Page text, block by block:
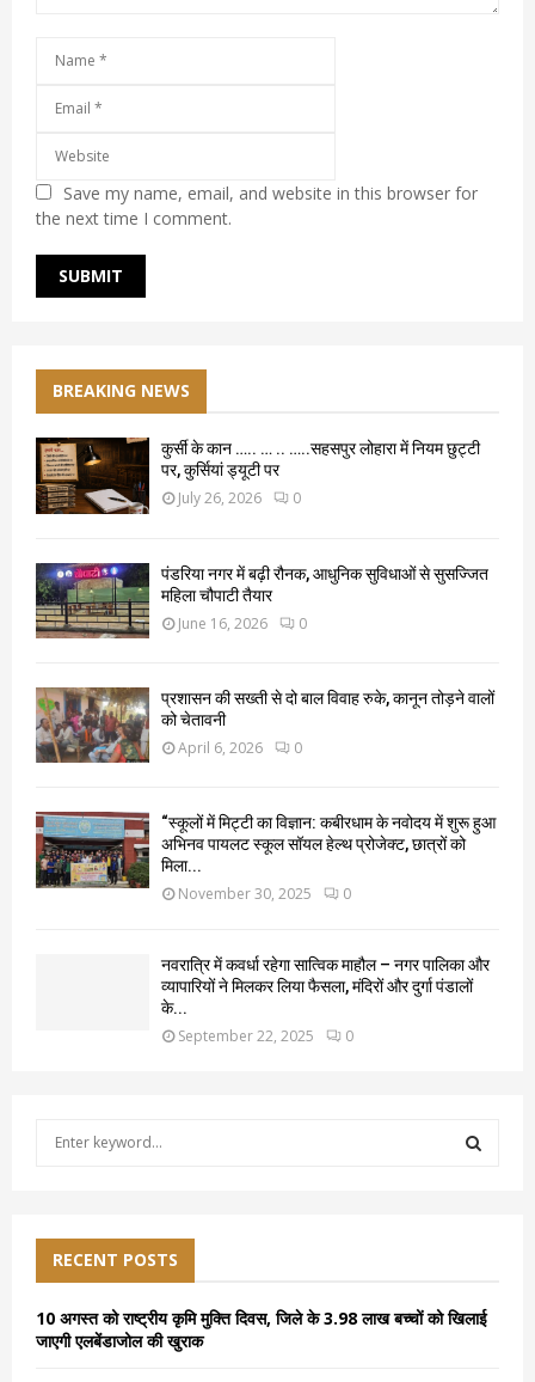
Save my name, email, and website in this browser for
the next time I comment.
BREAKING NEWS
कुर्सी के कान ….. … .. …..सहसपुर लोहारा में नियम छुट्टी
पर, कुर्सियां ड्यूटी पर
July 26, 2026 0
पंडरिया नगर में बढ़ी रौनक, आधुनिक सुविधाओं से सुसज्जित
महिला चौपाटी तैयार
June 16, 2026 0
प्रशासन की सख्ती से दो बाल विवाह रुके, कानून तोड़ने वालों
को चेतावनी
April 6, 2026 0
“स्कूलों में मिट्टी का विज्ञान: कबीरधाम के नवोदय में शुरू हुआ
अभिनव पायलट स्कूल सॉयल हेल्थ प्रोजेक्ट, छात्रों को
मिला...
November 30, 2025 0
नवरात्रि में कवर्धा रहेगा सात्विक माहौल – नगर पालिका और
व्यापारियों ने मिलकर लिया फैसला, मंदिरों और दुर्गा पंडालों
के...
September 22, 2025 0
f
o
r
RECENT POSTS
10 अगस्त को राष्ट्रीय कृमि मुक्ति दिवस, जिले के 3.98 लाख बच्चों को खिलाई
जाएगी एलबेंडाजोल की खुराक